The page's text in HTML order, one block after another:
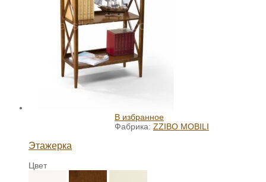
В избранное
Фабрика: ZZIBO MOBILI
Этажерка
Цвет